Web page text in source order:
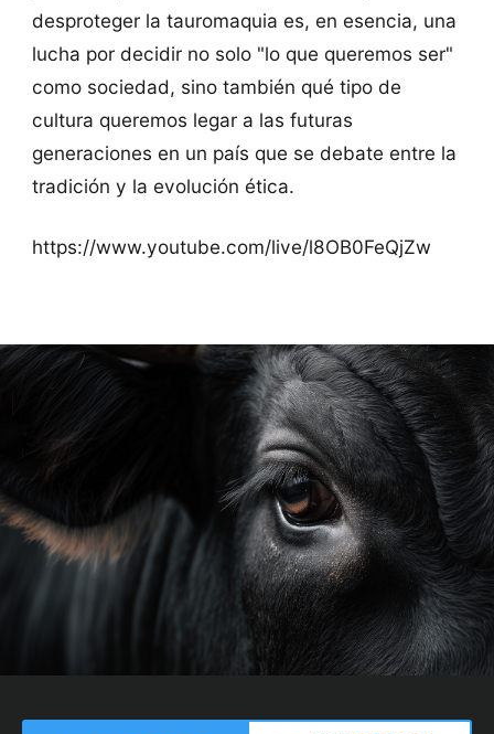
desproteger la tauromaquia es, en esencia, una
lucha por decidir no solo "lo que queremos ser"
como sociedad, sino también qué tipo de
cultura queremos legar a las futuras
generaciones en un país que se debate entre la
tradición y la evolución ética.
https://www.youtube.com/live/l8OB0FeQjZw